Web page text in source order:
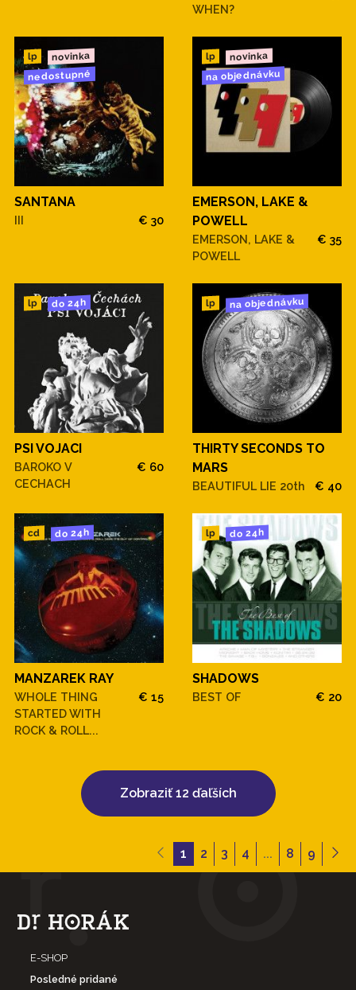
WHEN?
lp novinka
nedostupné
SANTANA
€ 30
lp novinka
na objednávku
EMERSON, LAKE &
POWELL
EMERSON, LAKE &
POWELL
€ 35
lp do 24h
PSI VOJACI
BAROKO V
CECHACH
€ 60
lp na objednávku
THIRTY SECONDS TO
MARS
BEAUTIFUL LIE 20th € 40
cd do 24h
MANZAREK RAY
WHOLE THING
STARTED WITH
ROCK & ROLL...
€ 15
lp do 24h
SHADOWS
BEST OF € 20
Zobraziť 12 ďaľších
1 2 3 4 ... 8 9
E-SHOP
Posledné pridané